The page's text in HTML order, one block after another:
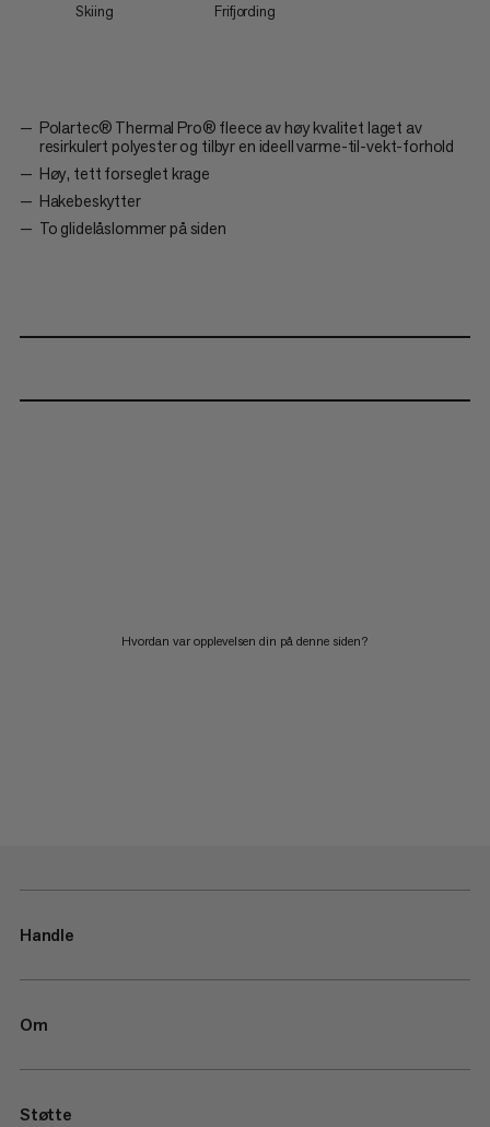
Skiing Frifjording
Polartec® Thermal Pro® fleece av høy kvalitet laget av
resirkulert polyester og tilbyr en ideell varme-til-vekt-forhold
Høy, tett forseglet krage
Hakebeskytter
To glidelåslommer på siden
Hvordan var opplevelsen din på denne siden?
Handle
Om
Støtte